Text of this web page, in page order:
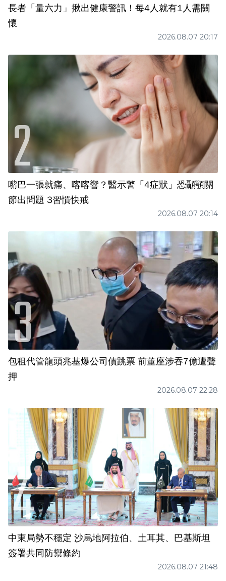
長者「量六力」揪出健康警訊！每4人就有1人需關
懷
2026.08.07 20:17
嘴巴一張就痛、喀喀響？醫示警「4症狀」恐顳顎關
節出問題 3習慣快戒
2026.08.07 20:14
包租代管龍頭兆基爆公司債跳票 前董座涉吞7億遭聲
押
2026.08.07 22:28
中東局勢不穩定 沙烏地阿拉伯、土耳其、巴基斯坦
簽署共同防禦條約
2026.08.07 21:48